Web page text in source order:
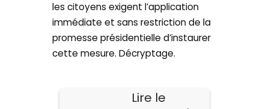
les citoyens exigent l’application
immédiate et sans restriction de la
promesse présidentielle d’instaurer
cette mesure. Décryptage.
Lire le